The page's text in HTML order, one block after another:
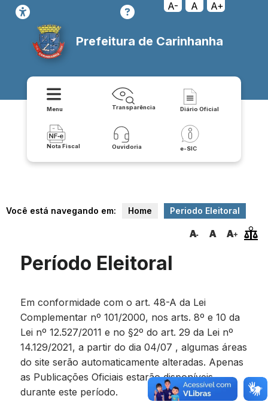
A- A A+
Prefeitura de Carinhanha
Menu Transparência Diário Oficial
Nota Fiscal Ouvidoria e-SIC
Você está navegando em: Home Periodo Eleitoral
Período Eleitoral
Em conformidade com o art. 48-A da Lei
Complementar nº 101/2000, nos arts. 8º e 10 da
Lei nº 12.527/2011 e no §2º do art. 29 da Lei nº
14.129/2021, a partir do dia 04/07 , algumas áreas
do site serão automaticamente alteradas. Apenas
as Publicações Oficiais estarão disponíveis
durante este período.